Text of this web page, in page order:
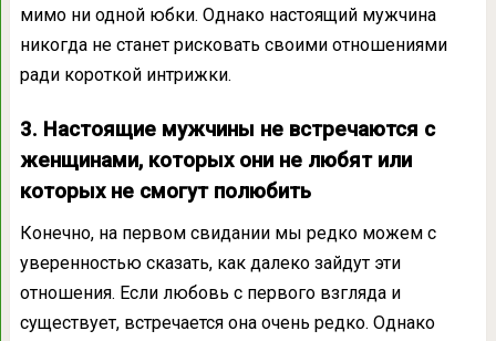
мимо ни одной юбки. Однако настоящий мужчина
никогда не станет рисковать своими отношениями
ради короткой интрижки.
3. Настоящие мужчины не встречаются с
женщинами, которых они не любят или
которых не смогут полюбить
Конечно, на первом свидании мы редко можем с
уверенностью сказать, как далеко зайдут эти
отношения. Если любовь с первого взгляда и
существует, встречается она очень редко. Однако